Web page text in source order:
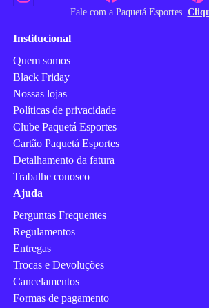
Fale com a Paquetá Esportes.
Institucional
Quem somos
Black Friday
Nossas lojas
Políticas de privacidade
Clube Paquetá Esportes
Cartão Paquetá Esportes
Detalhamento da fatura
Trabalhe conosco
Ajuda
Perguntas Frequentes
Regulamentos
Entregas
Trocas e Devoluções
Cancelamentos
Formas de pagamento